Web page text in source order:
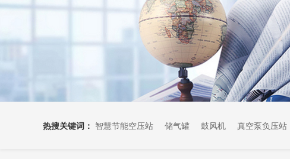
热搜关键词： 智慧节能空压站 储气罐 鼓风机 真空泵负压站